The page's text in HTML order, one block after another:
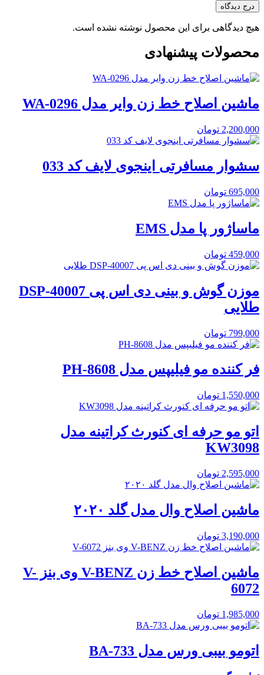
درج دیدگاه
هیچ دیدگاهی برای این محصول نوشته نشده است.
محصولات پیشنهادی
ماشین اصلاح خط زن وایر مدل WA-0296
2,200,000 تومان
سشوار مسافرتی اینجوی لایف کد 033
695,000 تومان
ماساژور پا مدل EMS
459,000 تومان
موزن گوش و بینی دی اس پی DSP-40007
طلایی
799,000 تومان
فر کننده مو فیلیپس مدل PH-8608
1,550,000 تومان
اتو مو حرفه ای کنورث کراتینه مدل
KW3098
2,595,000 تومان
ماشین اصلاح وال مدل گلد ۲۰۲۰
3,190,000 تومان
ماشین اصلاح خط زن V-BENZ وی بنز V-
6072
1,985,000 تومان
اتومو بیبی ورس مدل BA-733